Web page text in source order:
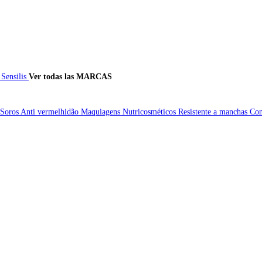
Sensilis Ver todas las MARCAS
Soros Anti vermelhidão Maquiagens Nutricosméticos Resistente a manchas